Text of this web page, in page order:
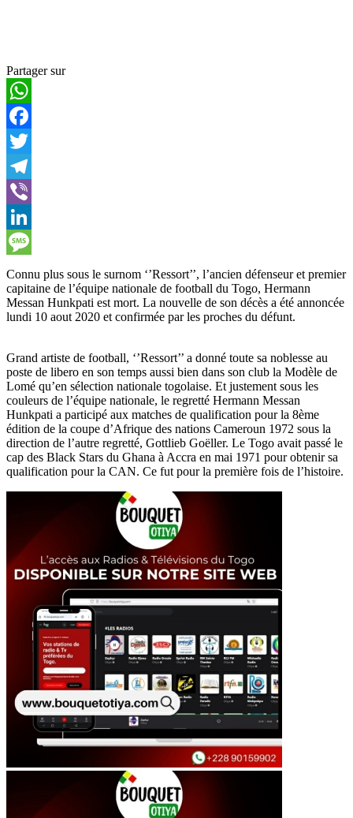
Partager sur
WhatsApp
Facebook
Twitter
Telegram
Viber
LinkedIn
Message
Connu plus sous le surnom ‘’Ressort’’, l’ancien défenseur et premier
capitaine de l’équipe nationale de football du Togo, Hermann
Messan Hunkpati est mort. La nouvelle de son décès a été annoncée
lundi 10 aout 2020 et confirmée par les proches du défunt.
Grand artiste de football, ‘’Ressort’’ a donné toute sa noblesse au
poste de libero en son temps aussi bien dans son club la Modèle de
Lomé qu’en sélection nationale togolaise. Et justement sous les
couleurs de l’équipe nationale, le regretté Hermann Messan
Hunkpati a participé aux matches de qualification pour la 8ème
édition de la coupe d’Afrique des nations Cameroun 1972 sous la
direction de l’autre regretté, Gottlieb Goëller. Le Togo avait passé le
cap des Black Stars du Ghana à Accra en mai 1971 pour obtenir sa
qualification pour la CAN. Ce fut pour la première fois de l’histoire.